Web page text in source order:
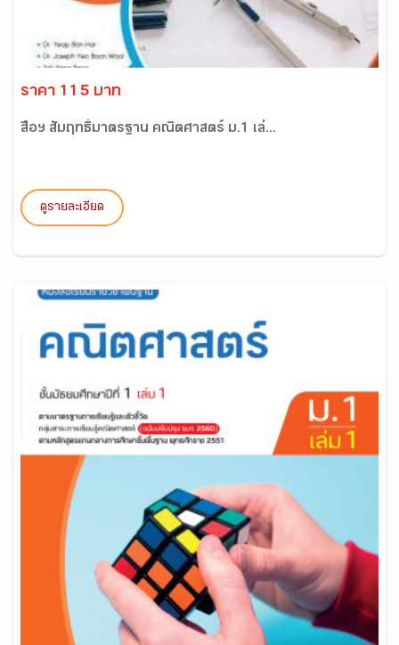
ราคา 115 บาท
สื่อฯ สัมฤทธิ์มาตรฐาน คณิตศาสตร์ ม.1 เล่...
ดูรายละเอียด